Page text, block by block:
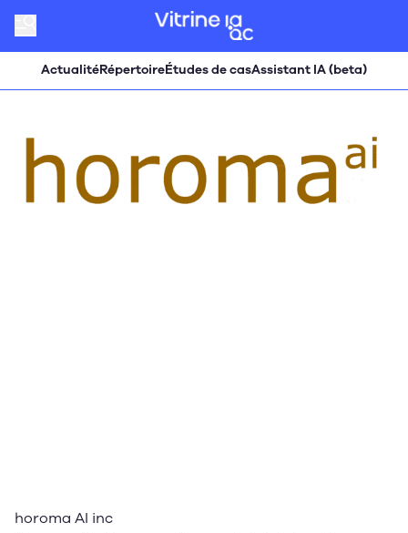
ActualitéRépertoireÉtudes de casAssistant IA (beta)
horoma AI inc